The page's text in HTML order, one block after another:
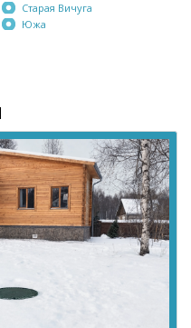
Старая Вичуга
Южа